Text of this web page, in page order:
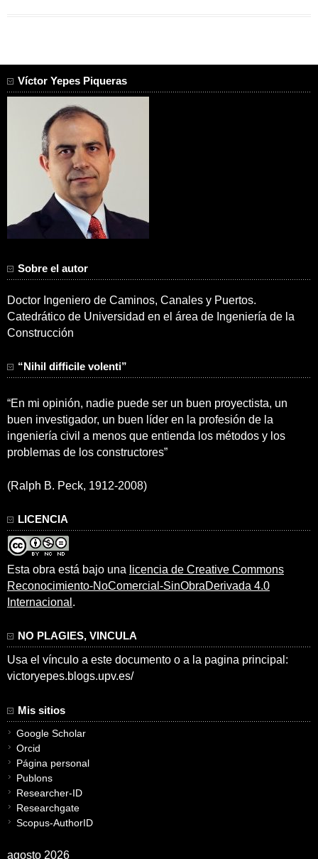
Víctor Yepes Piqueras
Sobre el autor
Doctor Ingeniero de Caminos, Canales y Puertos.
Catedrático de Universidad en el área de Ingeniería de la
Construcción
“Nihil difficile volenti”
“En mi opinión, nadie puede ser un buen proyectista, un
buen investigador, un buen líder en la profesión de la
ingeniería civil a menos que entienda los métodos y los
problemas de los constructores”
(Ralph B. Peck, 1912-2008)
LICENCIA
Esta obra está bajo una licencia de Creative Commons
Reconocimiento-NoComercial-SinObraDerivada 4.0
Internacional .
NO PLAGIES, VINCULA
Usa el vínculo a este documento o a la pagina principal:
victoryepes.blogs.upv.es/
Mis sitios
Google Scholar
Orcid
Página personal
Publons
Researcher-ID
Researchgate
Scopus-AuthorID
agosto 2026